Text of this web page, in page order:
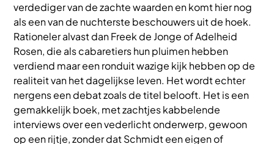
verdediger van de zachte waarden en komt hier nog
als een van de nuchterste beschouwers uit de hoek.
Rationeler alvast dan Freek de Jonge of Adelheid
Rosen, die als cabaretiers hun pluimen hebben
verdiend maar een ronduit wazige kijk hebben op de
realiteit van het dagelijkse leven. Het wordt echter
nergens een debat zoals de titel belooft. Het is een
gemakkelijk boek, met zachtjes kabbelende
interviews over een vederlicht onderwerp, gewoon
op een rijtje, zonder dat Schmidt een eigen of